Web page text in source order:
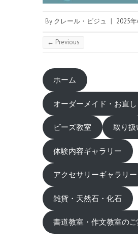
By クレール・ビジュ | 2025
← Previous
ホーム
オーダーメイド・お直し
ビーズ教室 取り
体験内容ギャラリー
アクセサリーギャラリー
雑貨・天然石・化石
書道教室・作文教室の